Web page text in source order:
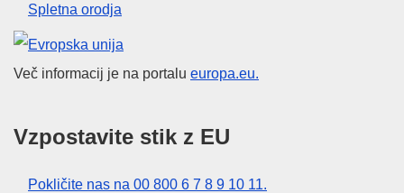
Spletna orodja
Evropska unija
Več informacij je na portalu europa.eu.
Vzpostavite stik z EU
Pokličite nas na 00 800 6 7 8 9 10 11.